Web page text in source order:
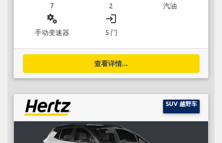
7 2 汽油
miscellaneous_services
手动变速器
login
5 门
查看详情...
SUV 越野车